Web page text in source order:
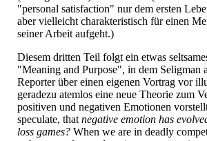
"personal satisfaction" nur dem ersten
aber vielleicht charakteristisch für einen
seiner Arbeit aufgeht.)
Diesem dritten Teil folgt ein etwas
"Meaning and Purpose", in dem Seligman
Reporter über einen eigenen Vortrag vor
geradezu atemlos eine neue Theorie zum
positiven und negativen Emotionen
speculate, that negative emotion has
loss games? When we are in deadly